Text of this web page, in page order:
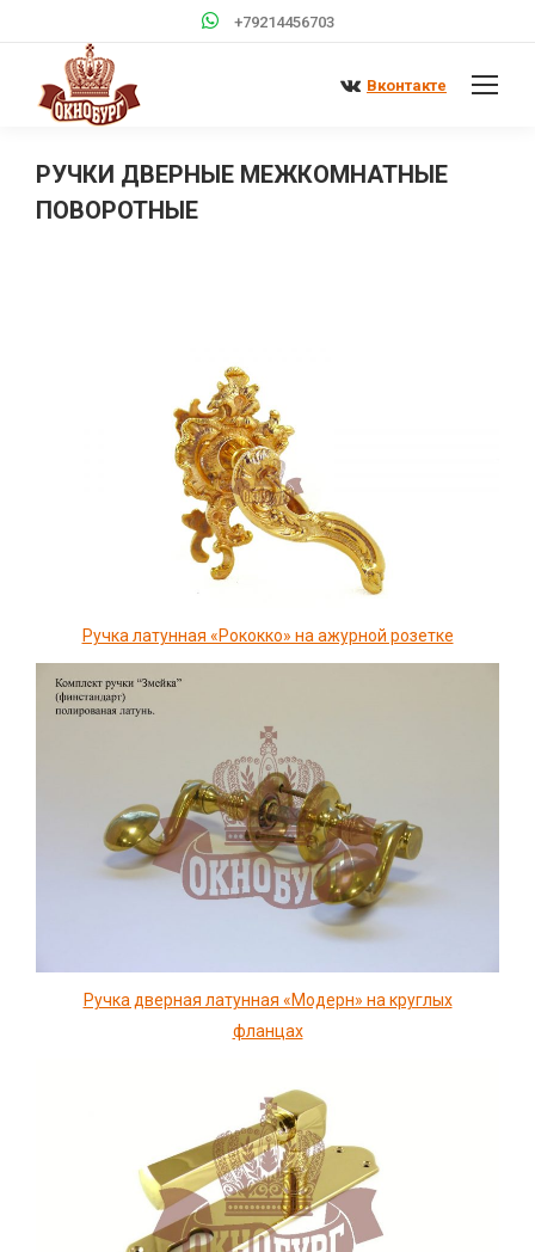
+79214456703
Вконтакте
РУЧКИ ДВЕРНЫЕ МЕЖКОМНАТНЫЕ
ПОВОРОТНЫЕ
Ручка латунная «Рококко» на ажурной розетке
Ручка дверная латунная «Модерн» на круглых
фланцах